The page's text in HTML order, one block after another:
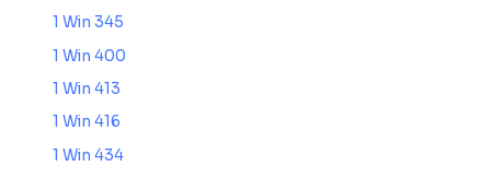
1 Win 345
1 Win 400
1 Win 413
1 Win 416
1 Win 434